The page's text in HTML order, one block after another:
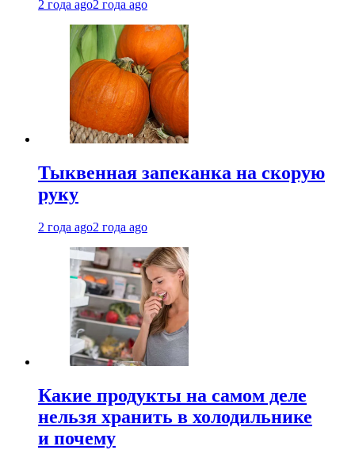
2 года ago2 года ago
Тыквенная запеканка на скорую
руку
2 года ago2 года ago
Какие продукты на самом деле
нельзя хранить в холодильнике
и почему